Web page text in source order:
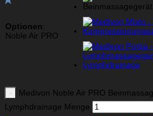
Optionen:
Noble Air PRO
Medivon Noble Air PRO
Lymphdrainage Menge